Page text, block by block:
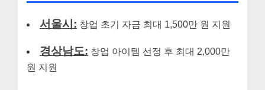
서울시: 창업 초기 자금 최대 1,500만 원 지원
경상남도: 창업 아이템 선정 후 최대 2,000만
원 지원